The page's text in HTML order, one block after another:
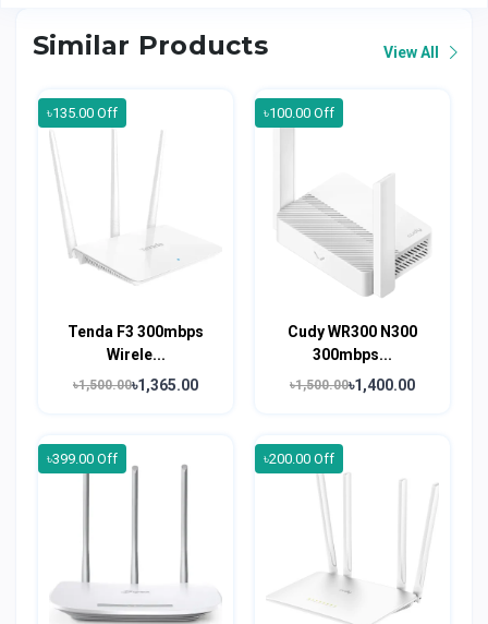
Similar Products View All
৳135.00 Off
Tenda F3 300mbps
Wirele...
৳1,500.00৳1,365.00
৳100.00 Off
Cudy WR300 N300
300mbps...
৳1,500.00৳1,400.00
৳399.00 Off ৳200.00 Off